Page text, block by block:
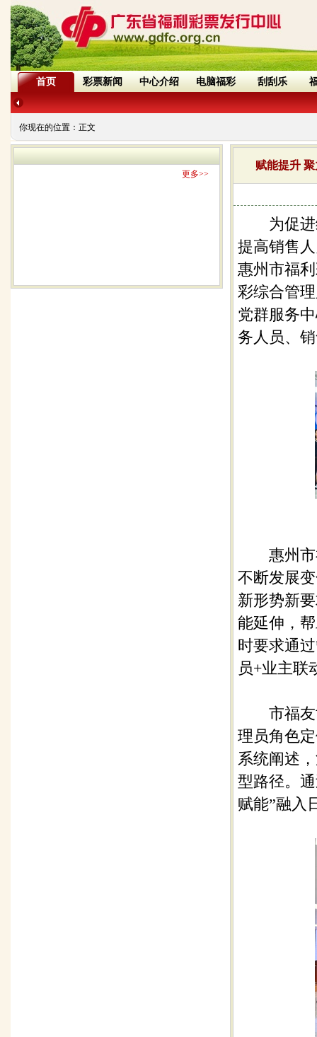
首页 彩票新闻 中心介绍 电脑福彩 刮刮乐
你现在的位置： 正文
更多>>
赋能提升
为促进综
提高销售
惠州市福
彩综合管
党群服务
务人员、
惠州市福
不断发展
新形势新
能延伸，
时要求通
员+业主联
市福友协
理员角色
系统阐述
型路径。
赋能”融入